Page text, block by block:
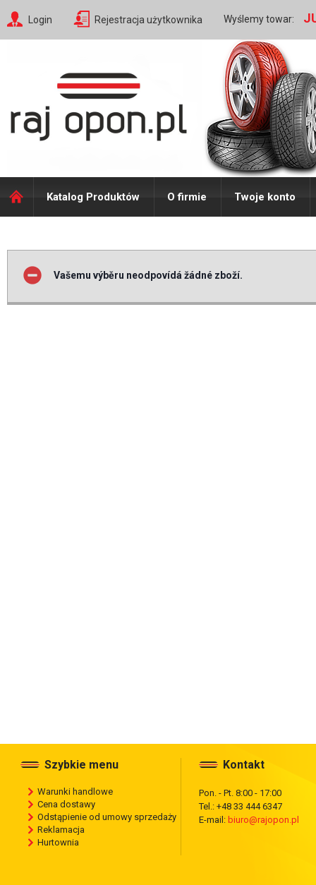
Login Rejestracja użytkownika Wyślemy towar:
Katalog Produktów O firmie Twoje konto
Vašemu výběru neodpovídá žádné zboží.
Szybkie menu
Warunki handlowe
Cena dostawy
Odstąpienie od umowy sprzedaży
Reklamacja
Hurtownia
Kontakt
Pon. - Pt. 8:00 - 17:00
Tel.: +48 33 444 6347
E-mail: biuro@rajopon.pl